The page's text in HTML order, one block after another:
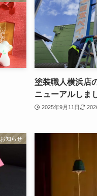
塗装職人横浜店
ニューアルしま
2025年9月11日
お知らせ